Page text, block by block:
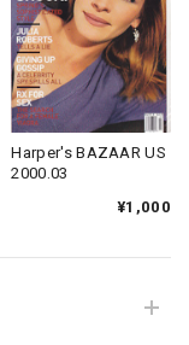
Harper's BAZAAR US
2000.03
¥1,000